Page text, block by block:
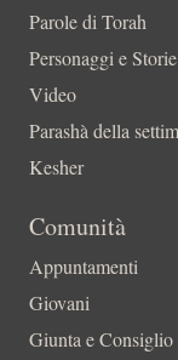
Parole di Torah
Personaggi e Storie
Video
Parashà della
Kesher
Comunità
Appuntamenti
Giovani
Giunta e Consiglio